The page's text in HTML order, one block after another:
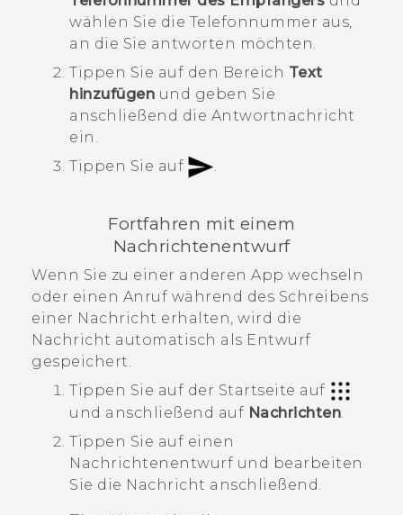
wählen Sie die Telefonnummer aus,
an die Sie antworten möchten.
Tippen Sie auf den Bereich Text
hinzufügen und geben Sie
anschließend die Antwortnachricht
ein.
Tippen Sie auf
.
Fortfahren mit einem
Nachrichtenentwurf
Wenn Sie zu einer anderen App wechseln
oder einen Anruf während des Schreibens
einer Nachricht erhalten, wird die
Nachricht automatisch als Entwurf
gespeichert.
Tippen Sie auf der Startseite auf
und anschließend auf Nachrichten.
Tippen Sie auf einen
Nachrichtenentwurf und bearbeiten
Sie die Nachricht anschließend.